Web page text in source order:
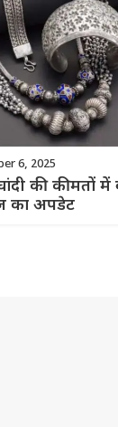
6, 2025
की कीमतों में
का अपडेट